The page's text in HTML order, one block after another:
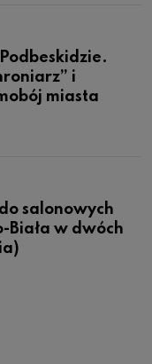
i
miasta
salonowych
Biała w dwóch